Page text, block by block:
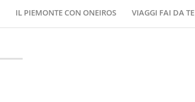
IL PIEMONTE CON ONEIROS VIAGGI FAI DA TE